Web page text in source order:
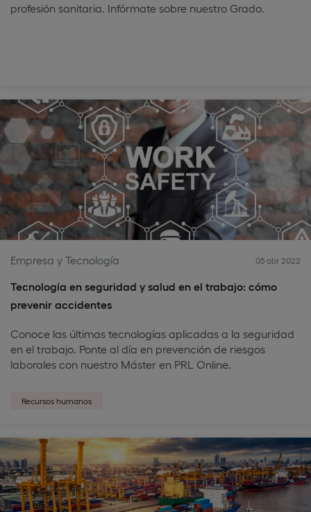
profesión sanitaria. Infórmate sobre nuestro Grado.
Empresa y Tecnología 05 abr 2022
Tecnología en seguridad y salud en el trabajo: cómo
prevenir accidentes
Conoce las últimas tecnologías aplicadas a la seguridad
en el trabajo. Ponte al día en prevención de riesgos
laborales con nuestro Máster en PRL Online.
Recursos humanos